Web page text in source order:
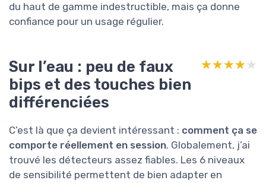
du haut de gamme indestructible, mais ça donne
confiance pour un usage régulier.
Sur l’eau : peu de faux
bips et des touches bien
différenciées
★★★★★
★★★★★
C’est là que ça devient intéressant : comment ça se
comporte réellement en session. Globalement, j’ai
trouvé les détecteurs assez fiables. Les 6 niveaux
de sensibilité permettent de bien adapter en